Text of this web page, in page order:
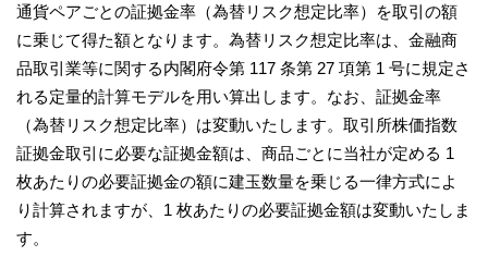
通貨ペアごとの証拠金率（為替リスク想定比率）を取引の額
に乗じて得た額となります。為替リスク想定比率は、金融商
品取引業等に関する内閣府令第 117 条第 27 項第 1 号に規定さ
れる定量的計算モデルを用い算出します。なお、証拠金率
（為替リスク想定比率）は変動いたします。取引所株価指数
証拠金取引に必要な証拠金額は、商品ごとに当社が定める 1
枚あたりの必要証拠金の額に建玉数量を乗じる一律方式によ
り計算されますが、1 枚あたりの必要証拠金額は変動いたしま
す。